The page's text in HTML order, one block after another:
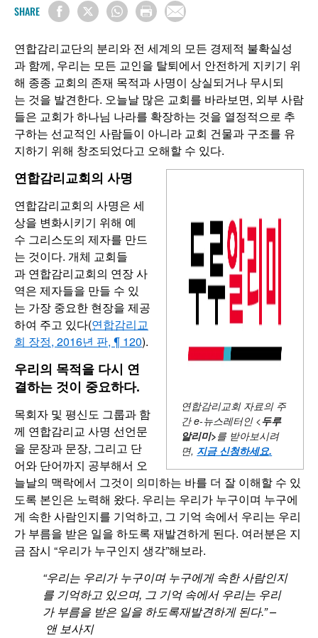
SHARE
연합감리교단의 분리와 전 세계의 모든 경제적 불확실성
과 함께, 우리는 모든 교인을 탈퇴에서 안전하게 지키기 위
해 종종 교회의 존재 목적과 사명이 상실되거나 무시되
는 것을 발견한다. 오늘날 많은 교회를 바라보면, 외부 사람
들은 교회가 하나님 나라를 확장하는 것을 열정적으로 추
구하는 선교적인 사람들이 아니라 교회 건물과 구조를 유
지하기 위해 창조되었다고 오해할 수 있다.
연합감리교회 자료의 주
간e-뉴스레터인 <두루
알리미>를 받아보시려
면, 지금 신청하세요.
연합감리교회의 사명
연합감리교회의 사명은 세
상을 변화시키기 위해 예
수 그리스도의 제자를 만드
는 것이다. 개체 교회들
과 연합감리교회의 연장 사
역은 제자들을 만들 수 있
는 가장 중요한 현장을 제공
하여 주고 있다(연합감리교
회 장정, 2016년 판, ¶ 120).
우리의 목적을 다시 연
결하는 것이 중요하다.
목회자 및 평신도 그룹과 함
께 연합감리교 사명 선언문
을 문장과 문장, 그리고 단
어와 단어까지 공부해서 오
늘날의 맥락에서 그것이 의미하는 바를 더 잘 이해할 수 있
도록 본인은 노력해 왔다. 우리는 우리가 누구이며 누구에
게 속한 사람인지를 기억하고, 그 기억 속에서 우리는 우리
가 부름을 받은 일을 하도록 재발견하게 된다. 여러분은 지
금 잠시 “우리가 누구인지 생각”해보라.
“우리는 우리가 누구이며 누구에게 속한사람인지
를 기억하고 있으며, 그 기억 속에서 우리는 우리
가 부름을 받은 일을 하도록재발견하게 된다.”–
앤보사지